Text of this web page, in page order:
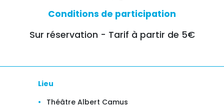
Conditions de participation
Sur réservation - Tarif à partir de 5€
Lieu
Théâtre Albert Camus